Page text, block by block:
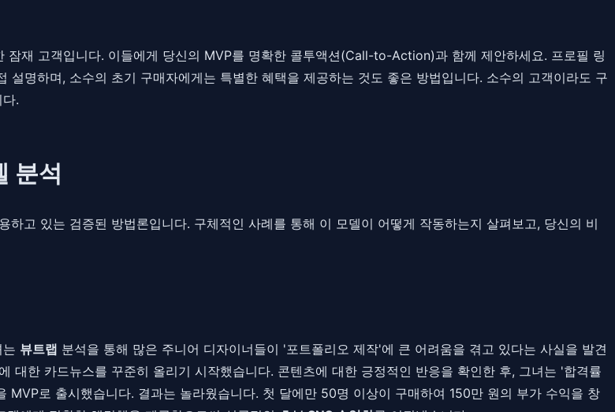
재 고객입니다. 이들에게 당신의 MVP를 명확한 콜투액션(Call-to-Action)과 함께 제안하세요. 프로필 링
명하며, 소수의 초기 구매자에게는 특별한 혜택을 제공하는 것도 좋은 방법입니다. 소수의 고객이라도 구
.
분석
고 있는 검증된 방법론입니다. 구체적인 사례를 통해 이 모델이 어떻게 작동하는지 살펴보고, 당신의 비
뷰트랩 분석을 통해 많은 주니어 디자이너들이 '포트폴리오 제작'에 큰 어려움을 겪고 있다는 사실을 발견
대한 카드뉴스를 꾸준히 올리기 시작했습니다. 콘텐츠에 대한 긍정적인 반응을 확인한 후, 그녀는 '합격률
로 출시했습니다. 결과는 놀라웠습니다. 첫 달에만 50명 이상이 구매하여 150만 원의 부가 수익을 창